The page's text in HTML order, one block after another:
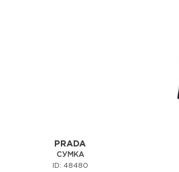
PRADA
СУМКА
ID: 48480